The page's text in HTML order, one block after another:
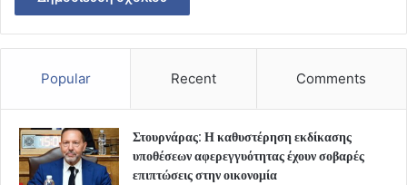
Popular Recent Comments
Στουρνάρας: Η καθυστέρηση εκδίκασης
υποθέσεων αφερεγγυότητας έχουν σοβαρές
επιπτώσεις στην οικονομία